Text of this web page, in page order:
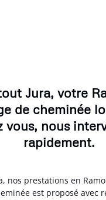
Jura, votre
de cheminée
vous, nous
rapidement.
nos prestations en
est proposé avec